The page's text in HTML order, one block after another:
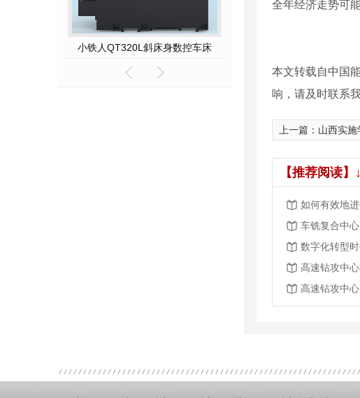
小铁人QT320L斜床身数控车床
全年经济走势可
本文转载自中国
响，请及时联系
上一篇： 山西实施
【推荐阅读】↓
如何有效地
车铣复合中心
高速钻攻中
高速钻攻中